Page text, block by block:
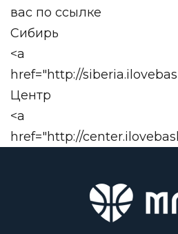
вас по ссылке
Сибирь
<a
href="http://
Центр
<a
href="http://